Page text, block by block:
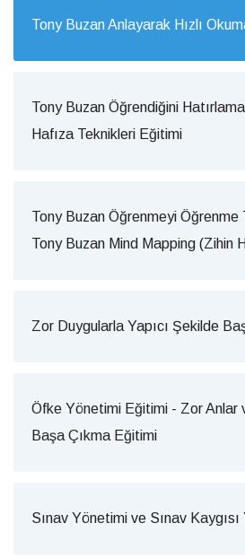
Tony Buzan Anlayarak Hızlı
Tony Buzan Öğrendiğini
Hafıza Teknikleri Eğitimi
Tony Buzan Öğrenmeyi
Tony Buzan Mind Mapping (Zihin
Zor Duygularla Yapıcı Şekilde
Öfke Yönetimi Eğitimi - Zor Anlar
Başa Çıkma Eğitimi
Sınav Yönetimi ve Sınav